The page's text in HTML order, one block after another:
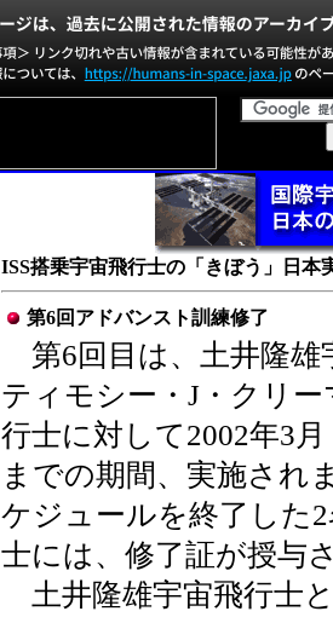
ISS搭乗宇宙飛行士の「きぼう」日本
第6回アドバンスト訓練修了
第6回目は、土井隆雄
ティモシー・J・クリー
行士に対して2002年3
までの期間、実施され
ケジュールを終了した
士には、修了証が授与
土井隆雄宇宙飛行士